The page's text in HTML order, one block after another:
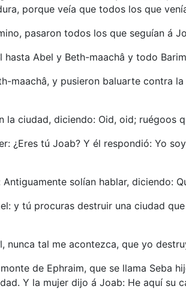
porque veía que todos los que
pasaron todos los que seguían á
Abel y Beth-maachâ y todo
maachâ, y pusieron baluarte contra
la ciudad, diciendo: Oid, oid; ruégoos
¿Eres tú Joab? Y él respondió: Yo
solían hablar, diciendo:
y tú procuras destruir una ciudad
tal me acontezca, que yo
de Ephraim, que se llama Seba
Y la mujer dijo á Joab: He aquí su